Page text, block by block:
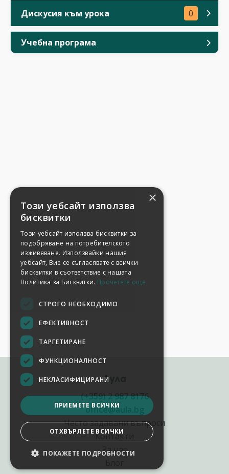
Дискусия към урока 0
Учебна програма
Аула
(+359) 2 987 8176
office@aula.bg
Често задавани въпроси
Контакти
За нас
×
Този уебсайт използва
бисквитки
Този уебсайт използва бисквитки за
подобряване на потребителското
изживяване. Използвайки нашия
уебсайт, Вие се съгласявате с всички
бисквитки в съответствие с нашата
Политика за Бисквитки. Прочетете още
СТРОГО НЕОБХОДИМО
ЕФЕКТИВНОСТ
ТАРГЕТИРАНЕ
ФУНКЦИОНАЛНОСТ
НЕКЛАСИФИЦИРАНИ
ПРИЕМЕТЕ ВСИЧКИ
ОТХВЪРЛЕТЕ ВСИЧКИ
ПОКАЖЕТЕ ПОДРОБНОСТИ